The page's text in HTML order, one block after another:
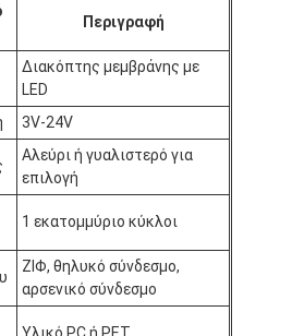
Περιγραφή
Διακόπτης μεμβράνης με
LED
3V-24V
Αλεύρι ή γυαλιστερό για
επιλογή
1 εκατομμύριο κύκλοι
ΖΙΦ, θηλυκό σύνδεσμο,
αρσενικό σύνδεσμο